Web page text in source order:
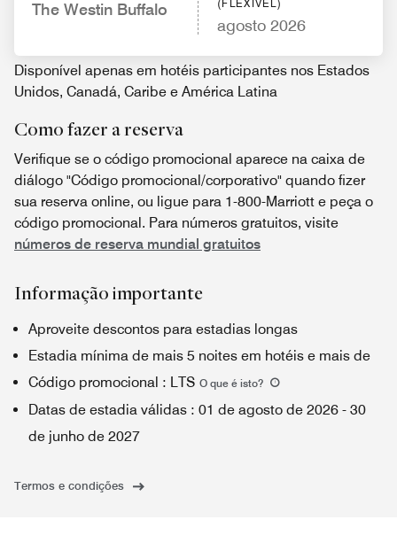
The Westin Buffalo
(FLEXÍVEL)
agosto 2026
Disponível apenas em hotéis participantes nos Estados
Unidos, Canadá, Caribe e América Latina
Como fazer a reserva
Verifique se o código promocional aparece na caixa de
diálogo "Código promocional/corporativo" quando fizer
sua reserva online, ou ligue para 1-800-Marriott e peça o
código promocional. Para números gratuitos, visite
números de reserva mundial gratuitos
Informação importante
Aproveite descontos para estadias longas
Estadia mínima de mais 5 noites em hotéis e mais de
Código promocional : LTS O que é isto?
Datas de estadia válidas : 01 de agosto de 2026 - 30
de junho de 2027
Termos e condições